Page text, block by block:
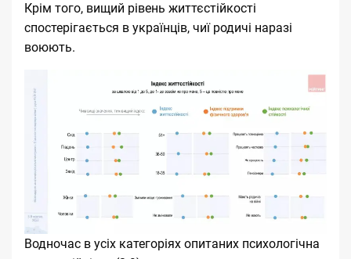
Крім того, вищий рівень життєстійкості
спостерігається в українців, чиї родичі наразі
воюють.
Водночас в усіх категоріях опитаних психологічна